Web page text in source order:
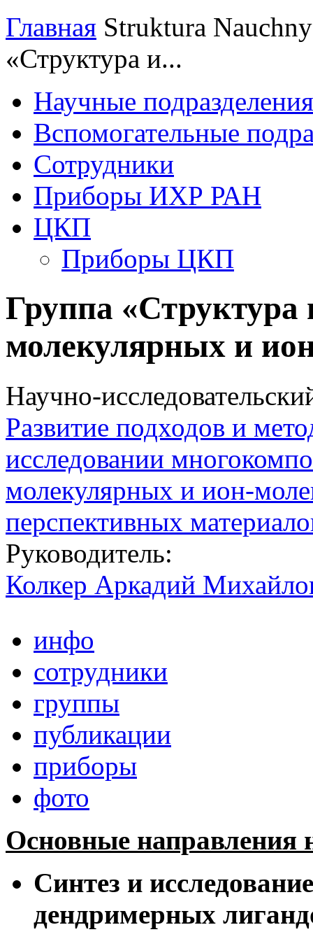
Главная Struktura
«Структура и...
Научные подразделения
Вспомогательные
Сотрудники
Приборы ИХР РАН
ЦКП
Приборы ЦКП
Группа «Структура
молекулярных и
Научно-
Развитие подходов и
исследовании
молекулярных и ион-
перспективных
Руководитель:
Колкер Аркадий
инфо
сотрудники
группы
публикации
приборы
фото
Основные направления
Синтез и
дендримерных